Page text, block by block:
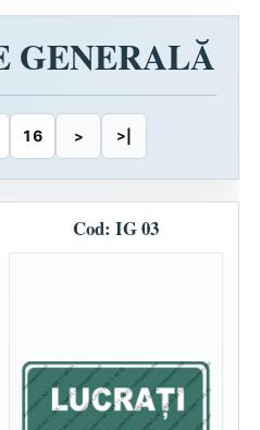
GENERALĂ
16 > >|
Cod: IG 03